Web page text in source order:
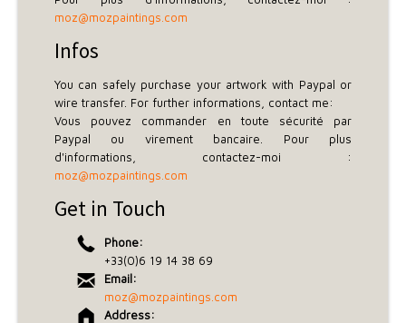
moz@mozpaintings.com
Infos
You can safely purchase your artwork with Paypal or
wire transfer. For further informations, contact me:
Vous pouvez commander en toute sécurité par
Paypal ou virement bancaire. Pour plus
d'informations, contactez-moi :
moz@mozpaintings.com
Get in Touch
Phone:
+33(0)6 19 14 38 69
Email:
moz@mozpaintings.com
Address: